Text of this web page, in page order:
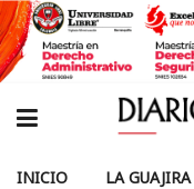
INICIO LA GUAJIRA